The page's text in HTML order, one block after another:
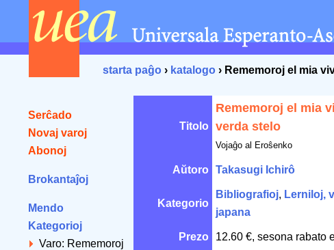
starta paĝo › katalogo › Rememoroj el mia
Serĉado
Novaj varoj
Abonoj
Brokantaĵoj
Mendo
Kategorioj
Varo: Rememoroj
Titolo
Rememoroj el mia
verda stelo
Vojaĝo al Eroŝenko
Aŭtoro Takasugi Ichirô
Kategorio
Bibliografioj, Lerniloj,
japana
Prezo 12.60 €, sesona rabato